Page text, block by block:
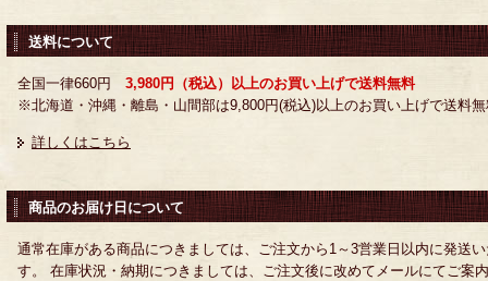
送料について
全国一律660円 3,980円（税込）以上のお買い上げで送料無料
※北海道・沖縄・離島・山間部は9,800円(税込)以上のお買い上げで送料
詳しくはこちら
商品のお届け日について
通常在庫がある商品につきましては、ご注文から1～3営業日以内に発送
す。 在庫状況・納期につきましては、ご注文後に改めてメールにてご案